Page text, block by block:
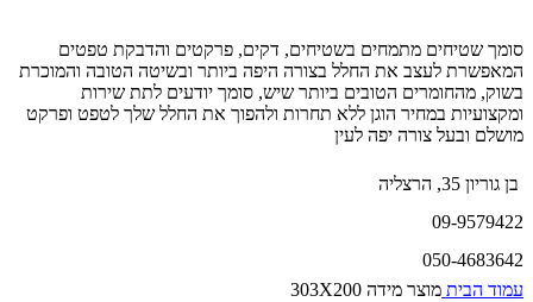
סומך שטיחים מתמחים בשטיחים, דקים, פרקטים והדבקת טפטים
המאפשרת לעצב את החלל בצורה היפה ביותר ובשיטה הטובה והמוכרת
בשוק, מהחומרים הטובים ביותר שיש, סומך יודעים לתת שירות
ומקצועיות במחיר הוגן ללא תחרות ולהפוך את החלל שלך לטפט ופרקט
מושלם ובעל צורה יפה לעין
בן גוריון 35, הרצליה
09-9579422
050-4683642
עמוד הבית מוצר מידה 303X200